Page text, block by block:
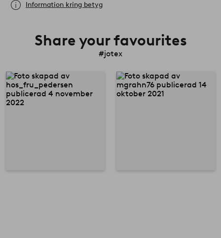
Information kring betyg
Share your favourites
#jotex